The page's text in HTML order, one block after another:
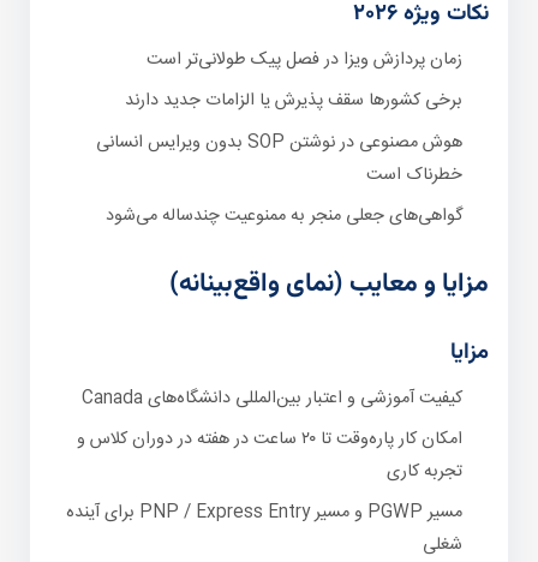
نکات ویژه ۲۰۲۶
زمان پردازش ویزا در فصل پیک طولانی‌تر است
برخی کشورها سقف پذیرش یا الزامات جدید دارند
هوش مصنوعی در نوشتن SOP بدون ویرایس انسانی
خطرناک است
گواهی‌های جعلی منجر به ممنوعیت چندساله می‌شود
مزایا و معایب (نمای واقع‌بینانه)
مزایا
کیفیت آموزشی و اعتبار بین‌المللی دانشگاه‌های Canada
امکان کار پاره‌وقت تا ۲۰ ساعت در هفته در دوران کلاس و
تجربه کاری
مسیر PGWP و مسیر PNP / Express Entry برای آینده
شغلی